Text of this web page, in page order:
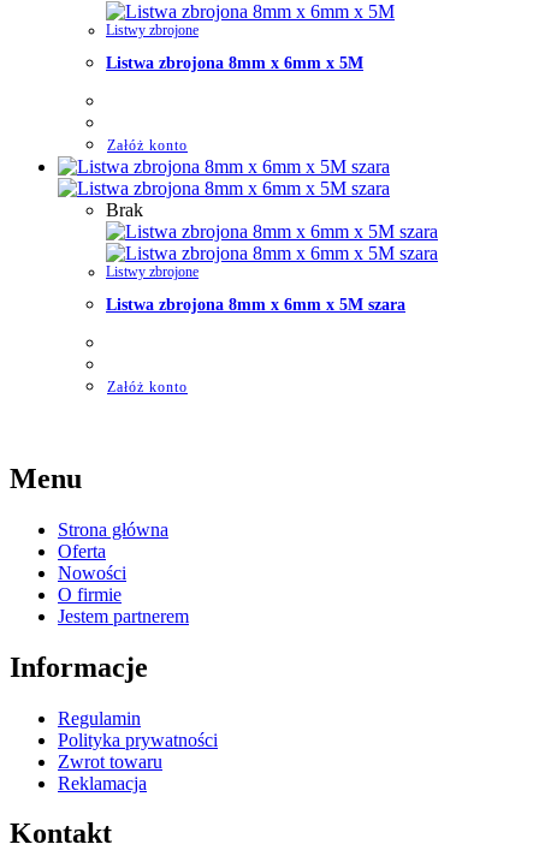
Listwy zbrojone
Listwa zbrojona 8mm x 6mm x 5M
Załóż konto
Brak
Listwy zbrojone
Listwa zbrojona 8mm x 6mm x 5M szara
Załóż konto
Menu
Strona główna
Oferta
Nowości
O firmie
Jestem partnerem
Informacje
Regulamin
Polityka prywatności
Zwrot towaru
Reklamacja
Kontakt